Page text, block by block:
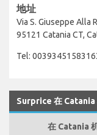
地址
Via S. Giuseppe Alla
95121 Catania CT,
Tel:
Surprice 在 Catania
在 Catania